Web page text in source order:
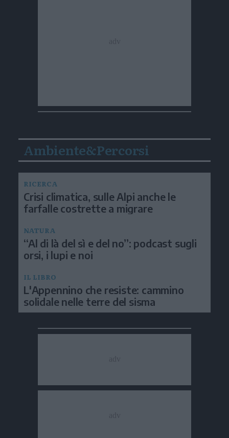
Ambiente&Percorsi
RICERCA
Crisi climatica, sulle Alpi anche le
farfalle costrette a migrare
NATURA
“Al di là del sì e del no”: podcast sugli
orsi, i lupi e noi
IL LIBRO
L'Appennino che resiste: cammino
solidale nelle terre del sisma